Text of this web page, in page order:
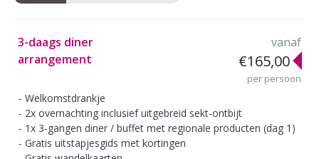
3-daags diner
arrangement
vanaf
€165,00
per persoon
Welkomstdrankje
2x overnachting inclusief uitgebreid sekt-ontbijt
1x 3-gangen diner / buffet met regionale producten (dag 1)
Gratis uitstapjesgids met kortingen